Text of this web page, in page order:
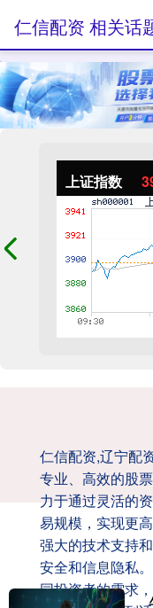
上证指数
仁信配资,辽宁配
专业、高效的股
力于通过灵活的
易规模，实现更
强大的技术支持
安全和信息隐私
同投资者的需求
仁信配资 相关话